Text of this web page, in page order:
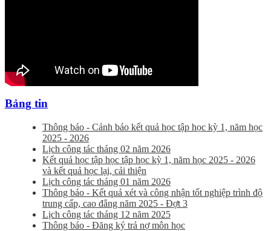
Bảng tin
Thông báo - Cảnh báo kết quả học tập học kỳ 1, năm học
2025 - 2026
Lịch công tác tháng 02 năm 2026
Kết quả học tập học tập học kỳ 1, năm học 2025 - 2026
và kết quả học lại, cải thiện
Lịch công tác tháng 01 năm 2026
Thông báo - Kết quả xét và công nhận tốt nghiệp trình độ
trung cấp, cao đẳng năm 2025 - Đợt 3
Lịch công tác tháng 12 năm 2025
Thông báo - Đăng ký trả nợ môn học